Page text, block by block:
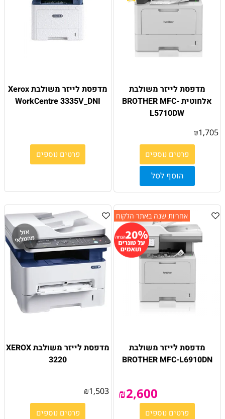
מדפסת לייזר משולבת
אלחוטית BROTHER MFC-
L5710DW
₪1,705
פרטים נוספים
הוסף לסל
מדפסת ‏לייזר משולבת Xerox
WorkCentre 3335V_DNI
פרטים נוספים
אחריות שנה באתר הלקוח
מדפסת לייזר משולבת
BROTHER MFC-L6910DN
₪2,600
פרטים נוספים
מדפסת לייזר משולבת XEROX
3220
₪1,503
פרטים נוספים